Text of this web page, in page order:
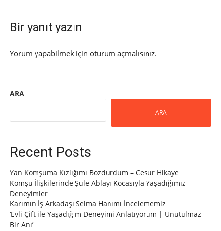
Bir yanıt yazın
Yorum yapabilmek için oturum açmalısınız.
ARA
ARA
Recent Posts
Yan Komşuma Kızlığımı Bozdurdum – Cesur Hikaye
Komşu İlişkilerinde Şule Ablayı Kocasıyla Yaşadığımız
Deneyimler
Karımın İş Arkadaşı Selma Hanımı İncelememiz
‘Evli Çift ile Yaşadığım Deneyimi Anlatıyorum | Unutulmaz
Bir Anı’